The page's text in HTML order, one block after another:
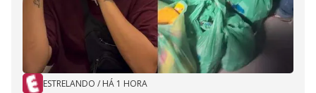
ESTRELANDO / HÁ 1 HORA